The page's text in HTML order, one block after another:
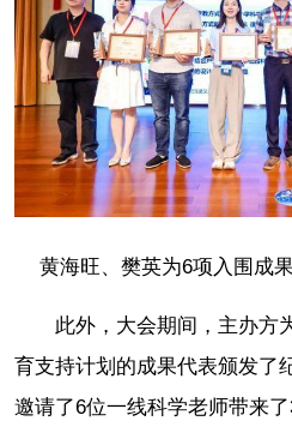
黄海旺、樊英为6项入围成
此外，大会期间，主办方
育支持计划的成果代表颁发了
邀请了6位一线科学老师带来